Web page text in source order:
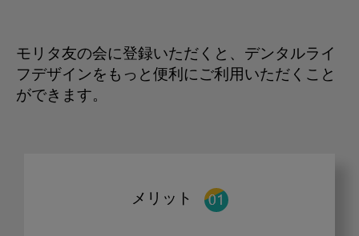
モリタ友の会に登録いただくと、デンタルライ
フデザインをもっと便利にご利用いただくこと
ができます。
メリット